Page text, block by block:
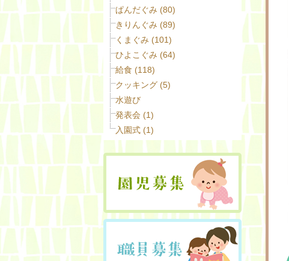
ぱんだぐみ (80)
きりんぐみ (89)
くまぐみ (101)
ひよこぐみ (64)
給食 (118)
クッキング (5)
水遊び
発表会 (1)
入園式 (1)